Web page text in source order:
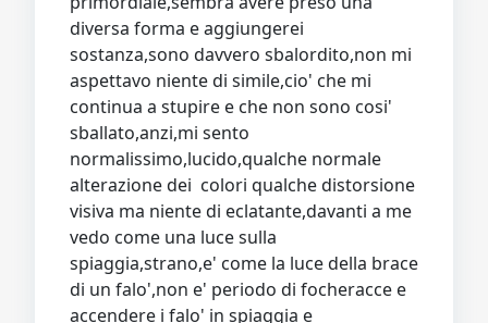
diversa forma e aggiungerei
sostanza,sono davvero sbalordito,non mi
aspettavo niente di simile,cio' che mi
continua a stupire e che non sono cosi'
sballato,anzi,mi sento
normalissimo,lucido,qualche normale
alterazione dei colori qualche distorsione
visiva ma niente di eclatante,davanti a me
vedo come una luce sulla
spiaggia,strano,e' come la luce della brace
di un falo',non e' periodo di focheracce e
accendere i falo' in spiaggia e